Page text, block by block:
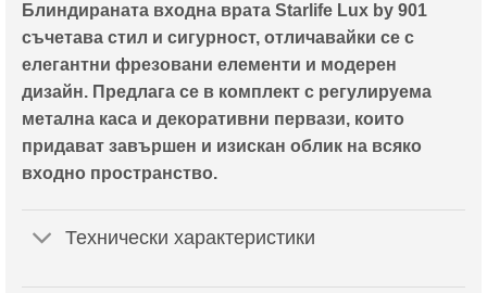
863.06€
/
1,688.00
лв..
е:
770.00€
/
1,506.00
лв..
Блиндираната входна врата Starlife Lux by 901
съчетава стил и сигурност, отличавайки се с
елегантни фрезовани елементи и модерен
дизайн. Предлага се в комплект с регулируема
метална каса и декоративни первази, които
придават завършен и изискан облик на всяко
входно пространство.
Технически характеристики